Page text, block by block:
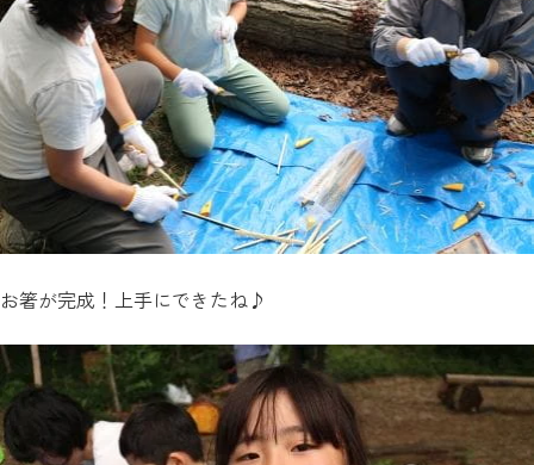
お箸が完成！上手にできたね♪